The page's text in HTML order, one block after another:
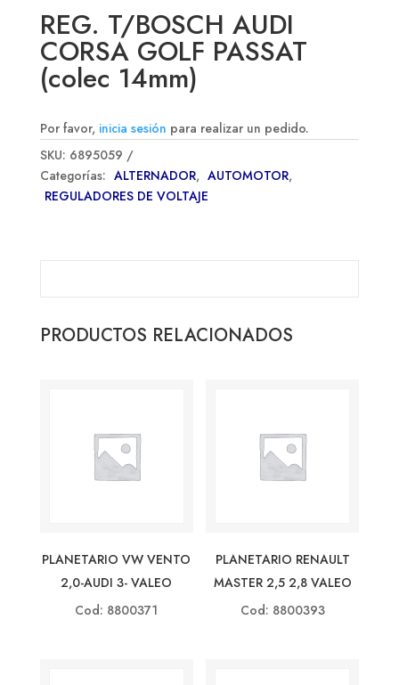
REG. T/BOSCH AUDI
CORSA GOLF PASSAT
(colec 14mm)
Por favor, inicia sesión para realizar un pedido.
SKU: 6895059
Categorías: ALTERNADOR, AUTOMOTOR,
REGULADORES DE VOLTAJE
PRODUCTOS RELACIONADOS
PLANETARIO VW VENTO
2,0-AUDI 3- VALEO
Cod: 8800371
PLANETARIO RENAULT
MASTER 2,5 2,8 VALEO
Cod: 8800393